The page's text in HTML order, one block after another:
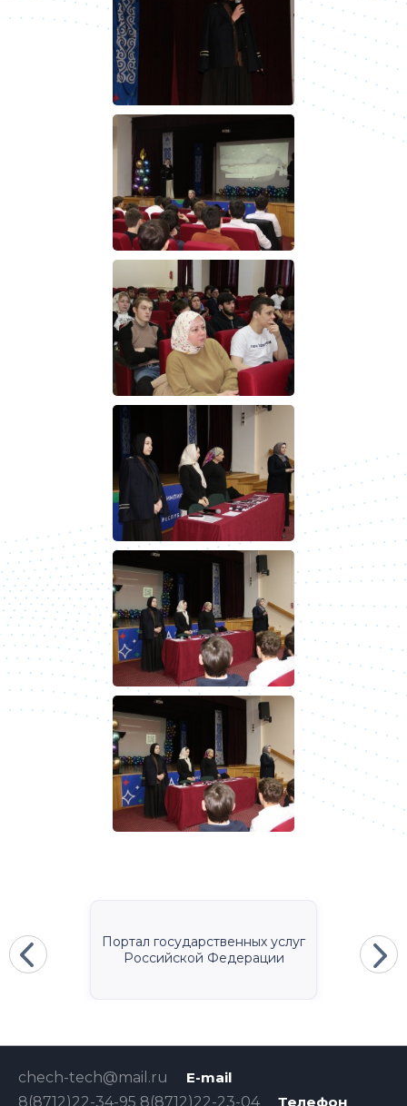
Портал государственных услуг
Российской Федерации
E-mail
chech-tech@mail.ru
Телефон
8(8712)22-34-95 8(8712)22-23-04